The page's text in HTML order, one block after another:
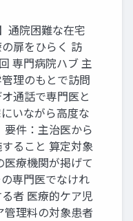
通院困難な在宅
扉をひらく 訪
専門病院ハブ 主
理のもとで訪問
通話で専門医と
いながら高度な
件：主治医から
ること 算定対象
医療機関が掲げて
専門医でなけれ
者 医療的ケア児
管理料の対象患者